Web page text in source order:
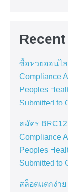
ซื้อหวยออนไ
Compliance
Peoples
Submitted to
สมัคร
Compliance
Peoples
Submitted to
สล็อตแตกง่าย